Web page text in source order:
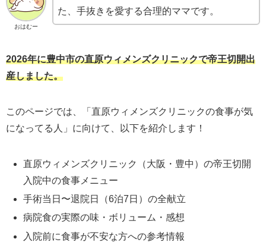
おはむー
た、手抜きを愛する合理的ママです。
2026年に豊中市の直原ウィメンズクリニックで帝王切開出
産しました。
このページでは、「直原ウィメンズクリニックの食事が気
になってる人」に向けて、以下を紹介します！
直原ウィメンズクリニック（大阪・豊中）の帝王切開
入院中の食事メニュー
手術当日〜退院日（6泊7日）の全献立
病院食の実際の味・ボリューム・感想
入院前に食事が不安な方への参考情報